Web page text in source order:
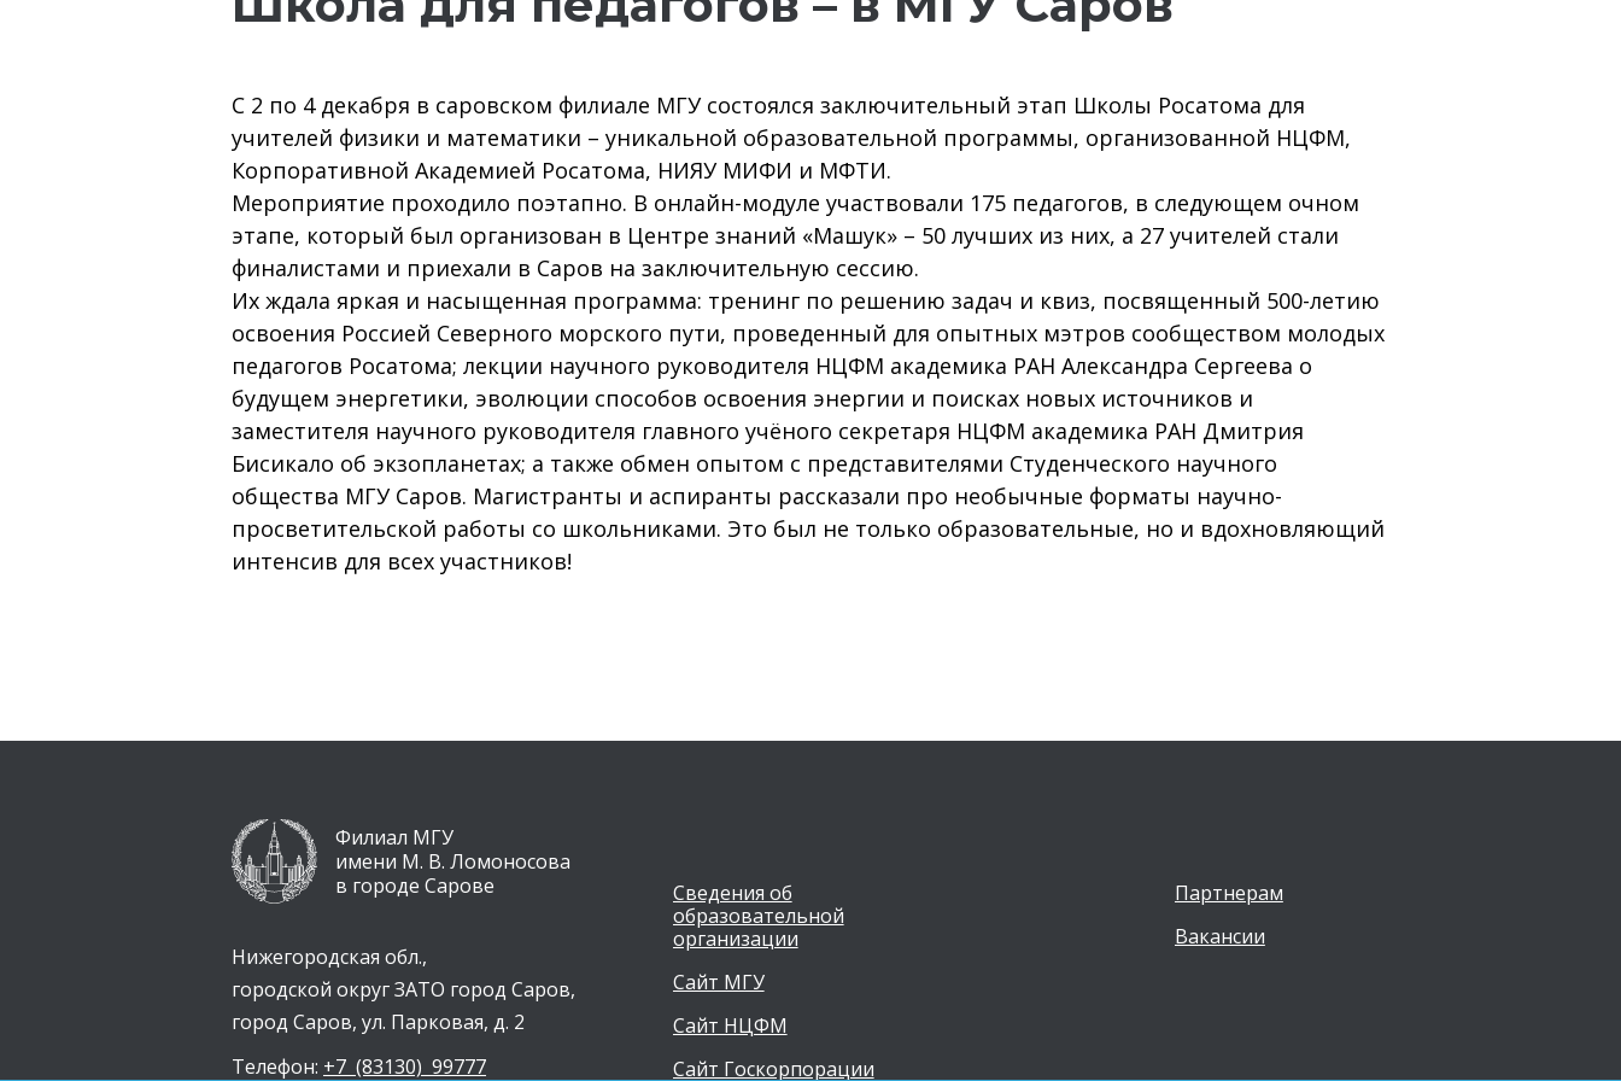
С 2 по 4 декабря в саровском филиале МГУ состоялся заключительный этап Школы Росатома для
учителей физики и математики – уникальной образовательной программы, организованной НЦФМ,
Корпоративной Академией Росатома, НИЯУ МИФИ и МФТИ.
Мероприятие проходило поэтапно. В онлайн-модуле участвовали 175 педагогов, в следующем очном
этапе, который был организован в Центре знаний «Машук» – 50 лучших из них, а 27 учителей стали
финалистами и приехали в Саров на заключительную сессию.
Их ждала яркая и насыщенная программа: тренинг по решению задач и квиз, посвященный 500-летию
освоения Россией Северного морского пути, проведенный для опытных мэтров сообществом молодых
педагогов Росатома; лекции научного руководителя НЦФМ академика РАН Александра Сергеева о
будущем энергетики, эволюции способов освоения энергии и поисках новых источников и
заместителя научного руководителя главного учёного секретаря НЦФМ академика РАН Дмитрия
Бисикало об экзопланетах; а также обмен опытом с представителями Студенческого научного
общества МГУ Саров. Магистранты и аспиранты рассказали про необычные форматы научно-
просветительской работы со школьниками. Это был не только образовательные, но и вдохновляющий
интенсив для всех участников!
Филиал МГУ
имени М. В. Ломоносова
в городе Сарове
Нижегородская обл.,
городской округ ЗАТО город Саров,
город Саров, ул. Парковая, д. 2
Телефон: +7 (83130) 99777
Сведения об
образовательной
организации
Сайт МГУ
Сайт НЦФМ
Сайт Госкорпорации
Партнерам
Вакансии